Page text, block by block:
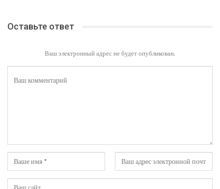
Оставьте ответ
Ваш электронный адрес не будет опубликован.